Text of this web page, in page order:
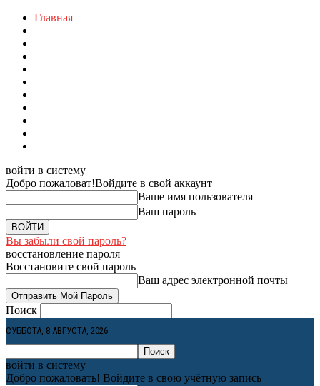
Главная
войти в систему
Добро пожаловат!Войдите в свой аккаунт
Ваше имя пользователя
Ваш пароль
Вы забыли свой пароль?
восстановление пароля
Восстановите свой пароль
Ваш адрес электронной почты
Поиск
СУББОТА, 8 АВГУСТА, 2026
войти в систему
Добро пожаловать! Войдите в свою учётную запись